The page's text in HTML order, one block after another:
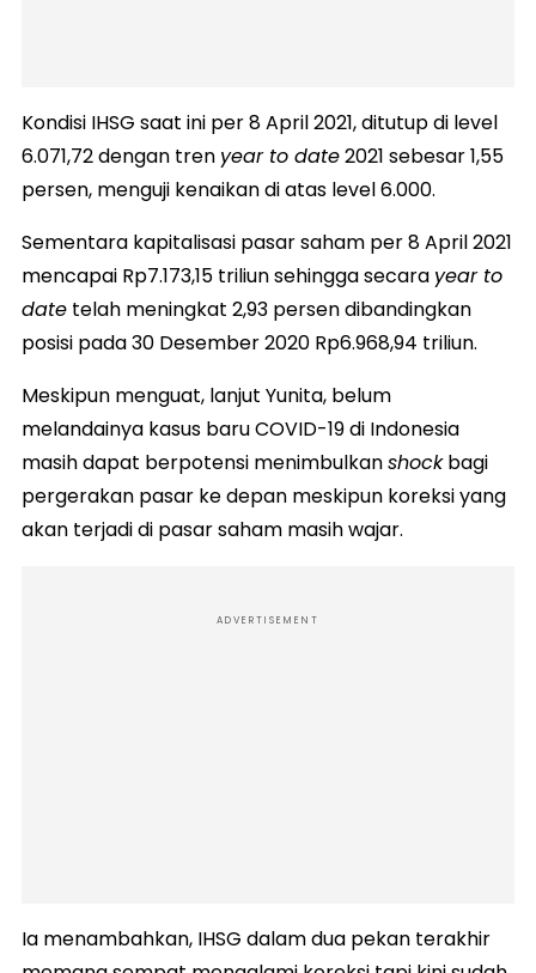
Kondisi IHSG saat ini per 8 April 2021, ditutup di level
6.071,72 dengan tren year to date2021 sebesar 1,55
persen, menguji kenaikan di atas level 6.000.
Sementara kapitalisasi pasar saham per 8 April 2021
mencapai Rp7.173,15 triliun sehingga secara year to
date telah meningkat 2,93 persen dibandingkan
posisi pada 30 Desember 2020 Rp6.968,94 triliun.
Meskipun menguat, lanjut Yunita, belum
melandainya kasus baru COVID-19 di Indonesia
masih dapat berpotensi menimbulkanshockbagi
pergerakan pasar ke depan meskipun koreksi yang
akan terjadi di pasar saham masih wajar.
ADVERTISEMENT
Ia menambahkan, IHSG dalam dua pekan terakhir